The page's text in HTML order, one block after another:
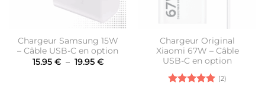
Chargeur Samsung 15W
– Câble USB-C en option
15.95 € – 19.95 €Plage
Chargeur Original
Xiaomi 67W – Câble
USB-C en option
(2)